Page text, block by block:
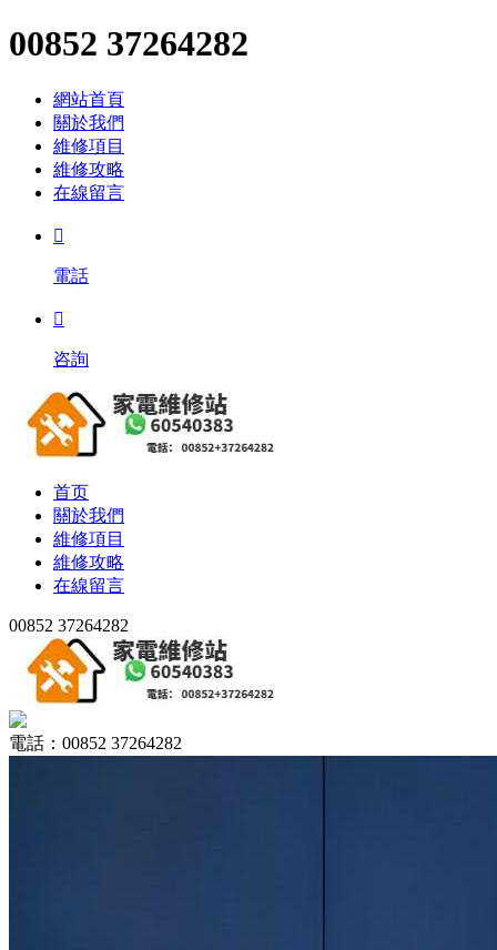
00852 37264282
網站首頁
關於我們
維修項目
維修攻略
在線留言

電話

咨詢
首页
關於我們
維修項目
維修攻略
在線留言
00852 37264282
電話：00852 37264282